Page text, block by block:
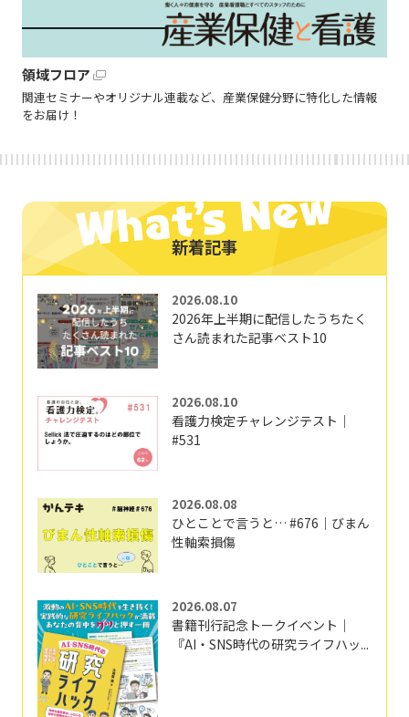
領域フロア
関連セミナーやオリジナル連載など、産業保健分野に特化した情報
をお届け！
新着記事
2026.08.10
2026年上半期に配信したうちたく
さん読まれた記事ベスト10
2026.08.10
看護力検定チャレンジテスト｜
#531
2026.08.08
ひとことで言うと… #676｜びまん
性軸索損傷
2026.08.07
書籍刊行記念トークイベント｜
『AI・SNS時代の研究ライフハッ...